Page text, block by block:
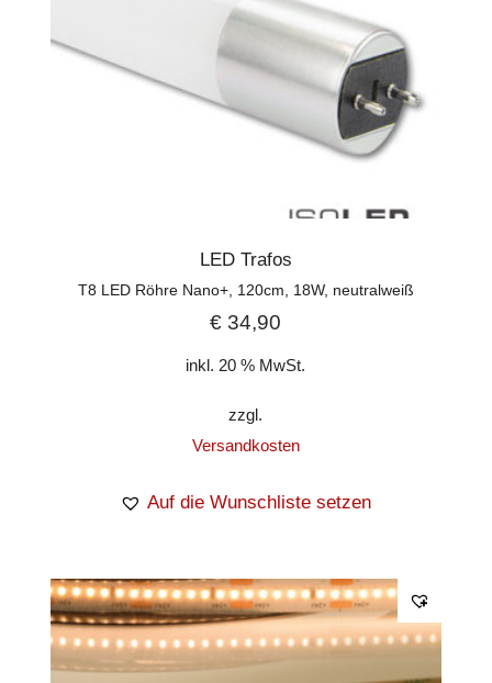
LED Trafos
T8 LED Röhre Nano+, 120cm, 18W, neutralweiß
€ 34,90
inkl. 20 % MwSt.
zzgl.
Versandkosten
Auf die Wunschliste setzen